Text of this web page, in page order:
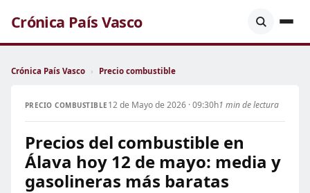
Crónica País Vasco
Crónica País Vasco › Precio combustible
PRECIO COMBUSTIBLE 12 de Mayo de 2026 · 09:30h1 min de lectura
Precios del combustible en
Álava hoy 12 de mayo: media y
gasolineras más baratas